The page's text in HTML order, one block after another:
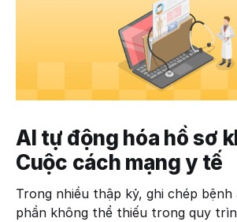
AI tự động hóa hồ sơ
Cuộc cách mạng y tế
Trong nhiều thập kỷ, ghi chép
phần không thể thiếu trong quy